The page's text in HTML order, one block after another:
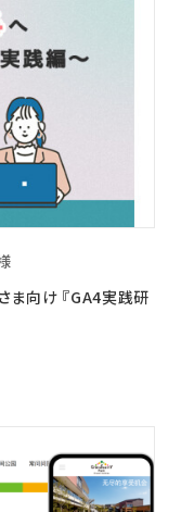
ま向け 『GA4実践研